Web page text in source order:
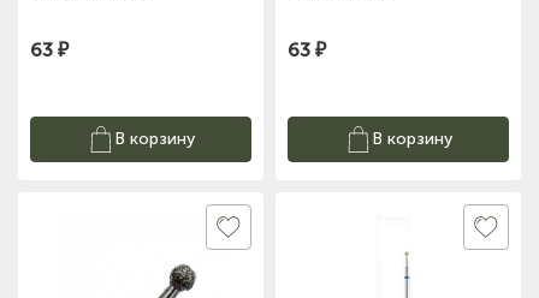
63 ₽
В корзину
63 ₽
В корзину